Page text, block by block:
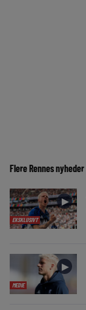
Flere Rennes nyheder
EKSKLUSIVT
►
MEDIE
►